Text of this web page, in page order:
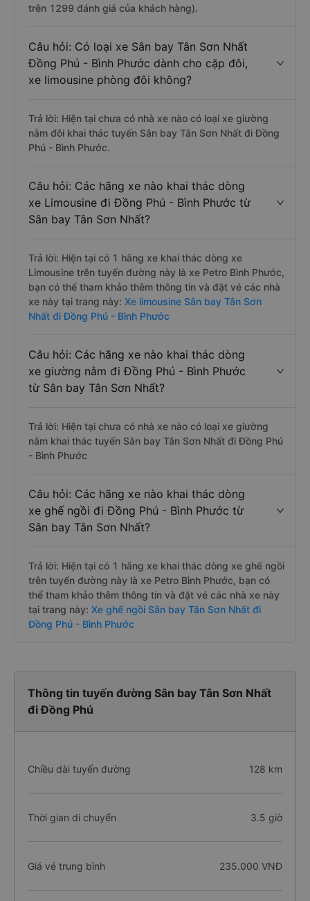
trên 1299 đánh giá của khách hàng).
Câu hỏi: Có loại xe Sân bay Tân Sơn Nhất
Đồng Phú - Bình Phước dành cho cặp đôi,
xe limousine phòng đôi không?
Trả lời: Hiện tại chưa có nhà xe nào có loại xe giường
nằm đôi khai thác tuyến Sân bay Tân Sơn Nhất đi Đồng
Phú - Bình Phước.
Câu hỏi: Các hãng xe nào khai thác dòng
xe Limousine đi Đồng Phú - Bình Phước từ
Sân bay Tân Sơn Nhất?
Trả lời: Hiện tại có 1 hãng xe khai thác dòng xe
Limousine trên tuyến đường này là xe Petro Bình Phước,
bạn có thể tham khảo thêm thông tin và đặt vé các nhà
xe này tại trang này: Xe limousine Sân bay Tân Sơn
Nhất đi Đồng Phú - Bình Phước
Câu hỏi: Các hãng xe nào khai thác dòng
xe giường nằm đi Đồng Phú - Bình Phước
từ Sân bay Tân Sơn Nhất?
Trả lời: Hiện tại chưa có nhà xe nào có loại xe giường
nằm khai thác tuyến Sân bay Tân Sơn Nhất đi Đồng Phú
- Bình Phước
Câu hỏi: Các hãng xe nào khai thác dòng
xe ghế ngồi đi Đồng Phú - Bình Phước từ
Sân bay Tân Sơn Nhất?
Trả lời: Hiện tại có 1 hãng xe khai thác dòng xe ghế ngồi
trên tuyến đường này là xe Petro Bình Phước, bạn có
thể tham khảo thêm thông tin và đặt vé các nhà xe này
tại trang này: Xe ghế ngồi Sân bay Tân Sơn Nhất đi
Đồng Phú - Bình Phước
Thông tin tuyến đường Sân bay Tân Sơn Nhất
đi Đồng Phú
Chiều dài tuyến đường 128 km
Thời gian di chuyển 3.5 giờ
Giá vé trung bình 235.000 VNĐ